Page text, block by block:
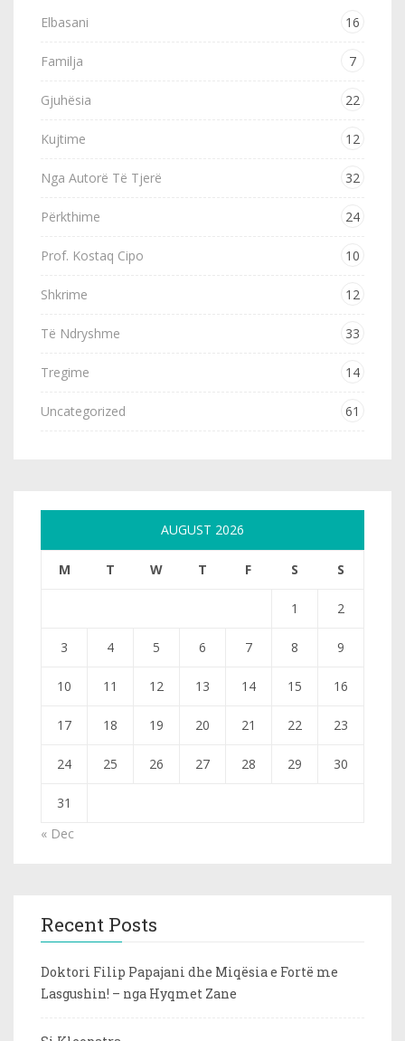
Elbasani 16
Familja 7
Gjuhësia 22
Kujtime 12
Nga Autorë Të Tjerë 32
Përkthime 24
Prof. Kostaq Cipo 10
Shkrime 12
Të Ndryshme 33
Tregime 14
Uncategorized 61
AUGUST 2026
M T W T F S S
1 2
3 4 5 6 7 8 9
10 11 12 13 14 15 16
17 18 19 20 21 22 23
24 25 26 27 28 29 30
31
« Dec
Recent Posts
Doktori Filip Papajani dhe Miqësia e Fortë me
Lasgushin! – nga Hyqmet Zane